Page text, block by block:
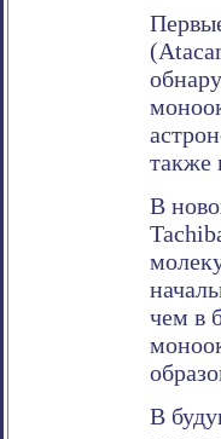
также
В
чем в
В